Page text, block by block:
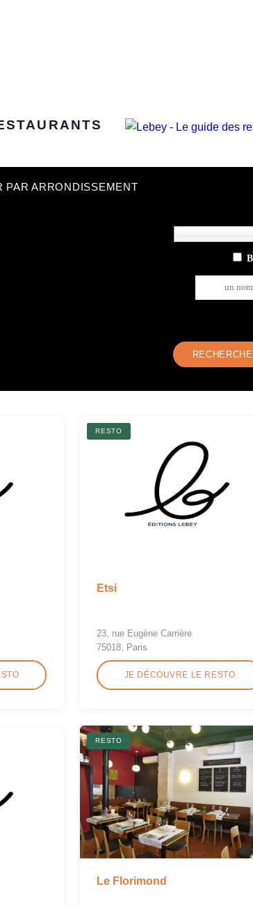
PAR ARRONDISSEMENT
un nom, un
RESTO
Etsi
23, rue Eugène Carrière
75018, Paris
JE DÉCOUVRE LE RESTO
RESTO
Le Florimond